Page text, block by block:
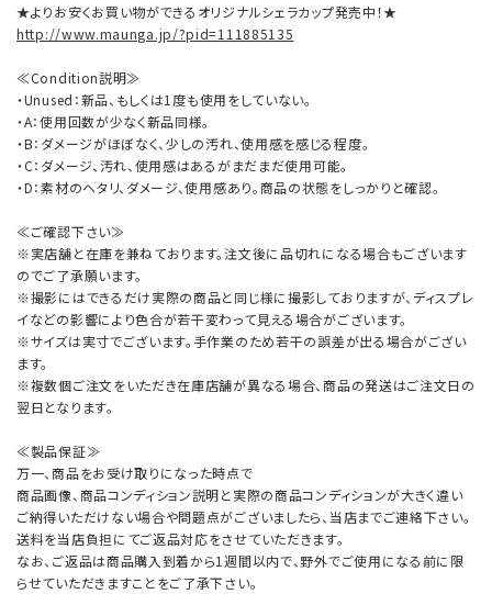
★よりお安くお買い物ができるオリジナルシェラカップ発売中！★
http://www.maunga.jp/?pid=111885135
≪Condition説明≫
・Unused：新品、もしくは1度も使用をしていない。
・A：使用回数が少なく新品同様。
・B：ダメージがほぼなく、少しの汚れ、使用感を感じる程度。
・C：ダメージ、汚れ、使用感はあるがまだまだ使用可能。
・D：素材のヘタリ、ダメージ、使用感あり。商品の状態をしっかりと確認。
≪ご確認下さい≫
※実店舗と在庫を兼ねております。注文後に品切れになる場合もございます
のでご了承願います。
※撮影にはできるだけ実際の商品と同じ様に撮影しておりますが、ディスプレ
イなどの影響により色合が若干変わって見える場合がございます。
※サイズは実寸でございます。手作業のため若干の誤差が出る場合がござい
ます。
※複数個ご注文をいただき在庫店舗が異なる場合、商品の発送はご注文日の
翌日となります。
≪製品保証≫
万一、商品をお受け取りになった時点で
商品画像、商品コンディション説明と実際の商品コンディションが大きく違い
ご納得いただけない場合や問題点がございましたら、当店までご連絡下さい。
送料を当店負担にてご返品対応をさせていただきます。
なお、ご返品は商品購入到着から1週間以内で、野外でご使用になる前に限
らせていただきますことをご了承下さい。